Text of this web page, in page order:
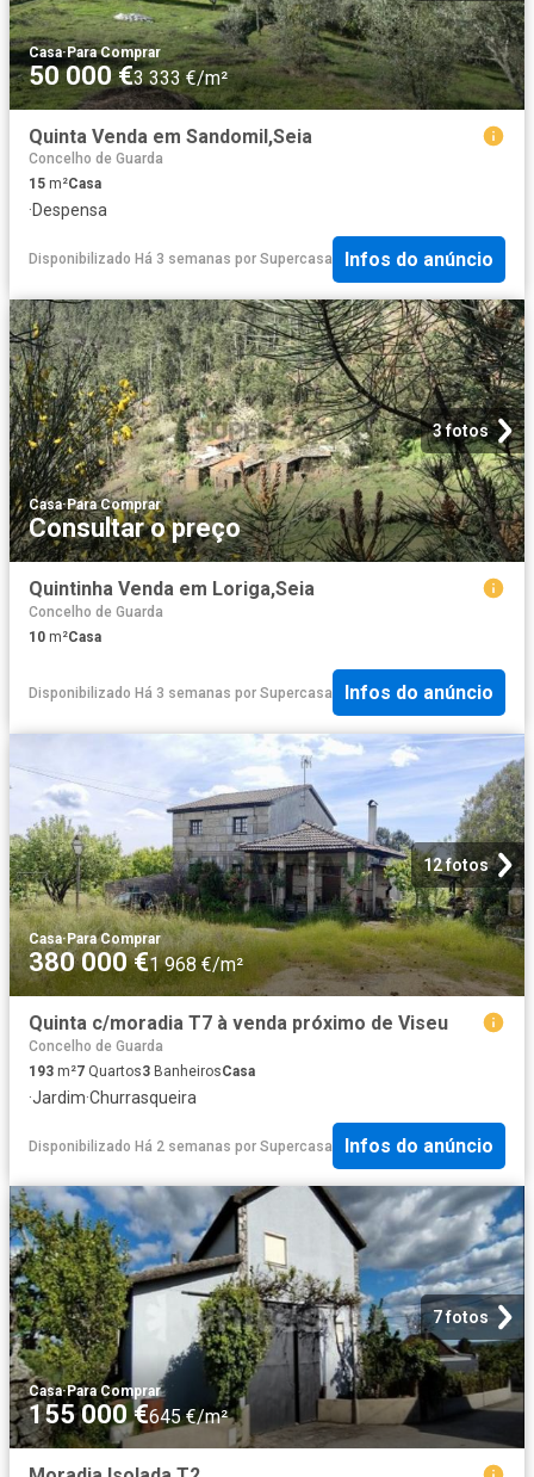
Casa·Para Comprar
50 000 €3 333 €/m²
Quinta Venda em Sandomil,Seia
Concelho de Guarda
15 m²Casa
·Despensa
Disponibilizado Há 3 semanas por Supercasa Infos do anúncio
3 fotos
Casa·Para Comprar
Consultar o preço
Quintinha Venda em Loriga,Seia
Concelho de Guarda
10 m²Casa
Disponibilizado Há 3 semanas por Supercasa Infos do anúncio
12 fotos
Casa·Para Comprar
380 000 €1 968 €/m²
Quinta c/moradia T7 à venda próximo de Viseu
Concelho de Guarda
193 m²7 Quartos3 BanheirosCasa
·Jardim·Churrasqueira
Disponibilizado Há 2 semanas por Supercasa Infos do anúncio
7 fotos
Casa·Para Comprar
155 000 €645 €/m²